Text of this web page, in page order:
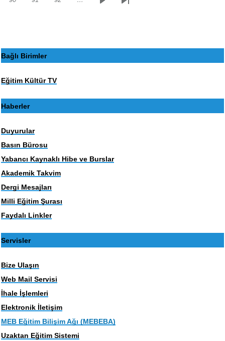
Sayfa Sayfa Sayfa
SonrakiSon
Bağlı Birimler
Eğitim Kültür TV
Haberler
Duyurular
Basın Bürosu
Yabancı Kaynaklı Hibe ve Burslar
Akademik Takvim
Dergi Mesajları
Milli Eğitim Şurası
Faydalı Linkler
Servisler
Bize Ulaşın
Web Mail Servisi
İhale İşlemleri
Elektronik İletişim
MEB Eğitim Bilişim Ağı (MEBEBA)
Uzaktan Eğitim Sistemi